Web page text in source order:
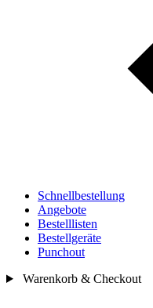
Schnellbestellung
Angebote
Bestelllisten
Bestellgeräte
Punchout
Warenkorb & Checkout